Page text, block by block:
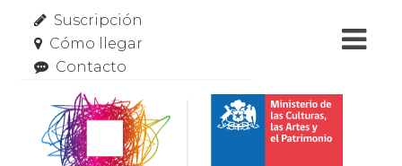
Suscripción
Cómo llegar
Contacto